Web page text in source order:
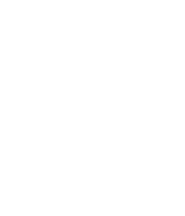
du 13e, retraités,